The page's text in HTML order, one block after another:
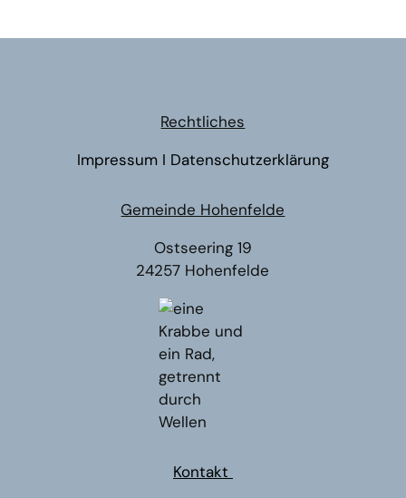
Rechtliches
ImpressumI Datenschutzerklärung
Gemeinde Hohenfelde
Ostseering 19
24257 Hohenfelde
Kontakt